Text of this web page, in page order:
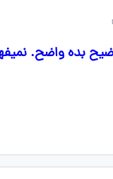
بده واضح.